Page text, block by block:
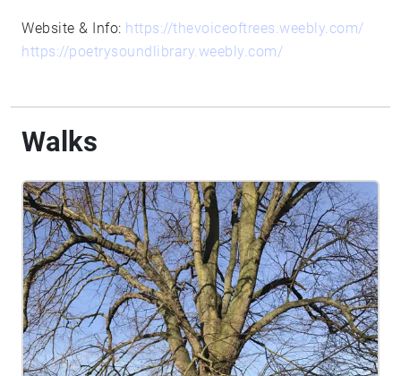
Website & Info: https://thevoiceoftrees.weebly.com/
https://poetrysoundlibrary.weebly.com/
Walks